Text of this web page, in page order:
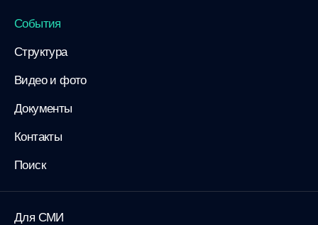
События
Структура
Видео и фото
Документы
Контакты
Поиск
Для СМИ